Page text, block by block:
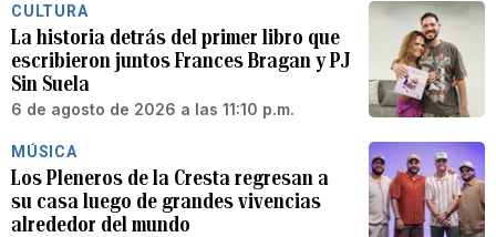
CULTURA
La historia detrás del primer libro que
escribieron juntos Frances Bragan y PJ
Sin Suela
6 de agosto de 2026 a las 11:10 p.m.
MÚSICA
Los Pleneros de la Cresta regresan a
su casa luego de grandes vivencias
alrededor del mundo